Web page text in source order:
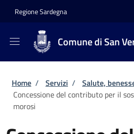
Regione Sardegna
Comune di San
Briciole di pane
Home / Servizi / Salute,
Concessione del contributo per il
morosi